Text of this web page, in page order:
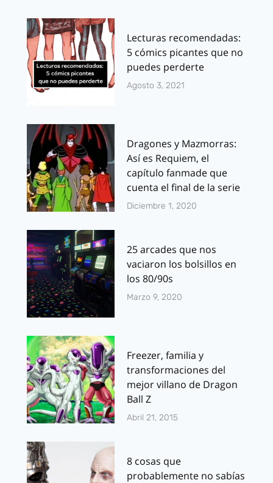
Lecturas recomendadas:
5 cómics picantes que no
puedes perderte
Agosto 3, 2021
Dragones y Mazmorras:
Así es Requiem, el
capítulo fanmade que
cuenta el final de la serie
Diciembre 1, 2020
25 arcades que nos
vaciaron los bolsillos en
los 80/90s
Marzo 9, 2020
Freezer, familia y
transformaciones del
mejor villano de Dragon
Ball Z
Abril 21, 2015
8 cosas que
probablemente no sabías